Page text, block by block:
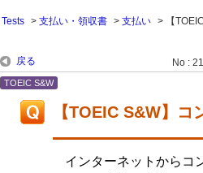
> 支払い・領収書 > 支払い >
【
戻る No :
TOEIC S&W
【TOEIC S&W】コ
インターネットからコ